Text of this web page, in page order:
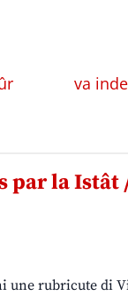
va
par la Istât
une rubricute di